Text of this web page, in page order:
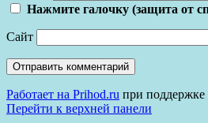
Нажмите галочку (защита от
Сайт
Работает на Prihod.ru при поддержке
Перейти к верхней панели